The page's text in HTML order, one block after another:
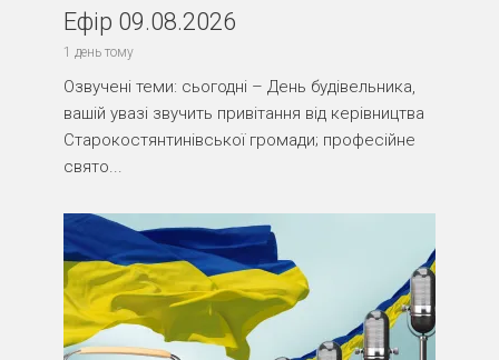
Ефір 09.08.2026
1 день тому
Озвучені теми: сьогодні – День будівельника,
вашій увазі звучить привітання від керівництва
Старокостянтинівської громади; професійне
свято...